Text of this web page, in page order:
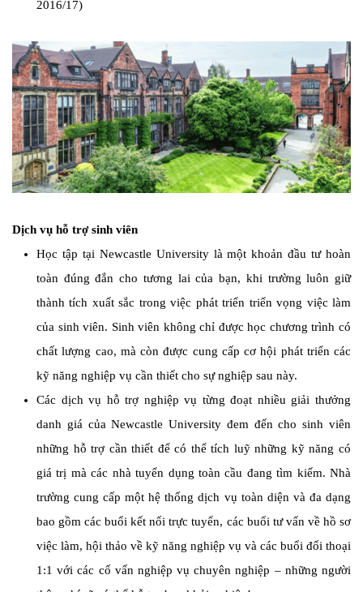
2016/17)
Dịch vụ hỗ trợ sinh viên
Học tập tại Newcastle University là một khoản đầu tư hoàn
toàn đúng đắn cho tương lai của bạn, khi trường luôn giữ
thành tích xuất sắc trong việc phát triển triển vọng việc làm
của sinh viên. Sinh viên không chỉ được học chương trình có
chất lượng cao, mà còn được cung cấp cơ hội phát triển các
kỹ năng nghiệp vụ cần thiết cho sự nghiệp sau này.
Các dịch vụ hỗ trợ nghiệp vụ từng đoạt nhiều giải thưởng
danh giá của Newcastle University đem đến cho sinh viên
những hỗ trợ cần thiết để có thể tích luỹ những kỹ năng có
giá trị mà các nhà tuyển dụng toàn cầu đang tìm kiếm. Nhà
trường cung cấp một hệ thống dịch vụ toàn diện và đa dạng
bao gồm các buổi kết nối trực tuyến, các buổi tư vấn về hồ sơ
việc làm, hội thảo về kỹ năng nghiệp vụ và các buổi đối thoại
1:1 với các cố vấn nghiệp vụ chuyên nghiệp – những người